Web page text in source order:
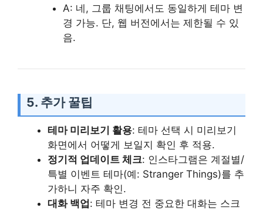
A: 네, 그룹 채팅에서도 동일하게 테마 변
경 가능. 단, 웹 버전에서는 제한될 수 있
음.
5. 추가 꿀팁
테마 미리보기 활용: 테마 선택 시 미리보기
화면에서 어떻게 보일지 확인 후 적용.
정기적 업데이트 체크: 인스타그램은 계절별/
특별 이벤트 테마(예: Stranger Things)를 추
가하니 자주 확인.
대화 백업: 테마 변경 전 중요한 대화는 스크